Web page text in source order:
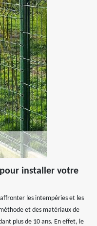
installer votre
les intempéries et les
et des matériaux de
plus de 10 ans. En effet, le